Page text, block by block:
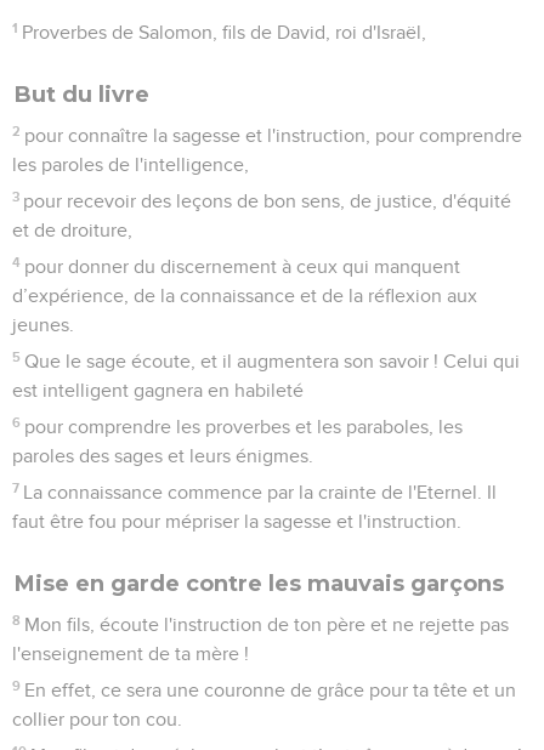
1 Proverbes de Salomon, fils de David, roi d'Israël,
But du livre
2 pour connaître la sagesse et l'instruction, pour comprendre
les paroles de l'intelligence,
3 pour recevoir des leçons de bon sens, de justice, d'équité
et de droiture,
4 pour donner du discernement à ceux qui manquent
d’expérience, de la connaissance et de la réflexion aux
jeunes.
5 Que le sage écoute, et il augmentera son savoir ! Celui qui
est intelligent gagnera en habileté
6 pour comprendre les proverbes et les paraboles, les
paroles des sages et leurs énigmes.
7 La connaissance commence par la crainte de l'Eternel. Il
faut être fou pour mépriser la sagesse et l'instruction.
Mise en garde contre les mauvais garçons
8 Mon fils, écoute l'instruction de ton père et ne rejette pas
l'enseignement de ta mère !
9 En effet, ce sera une couronne de grâce pour ta tête et un
collier pour ton cou.